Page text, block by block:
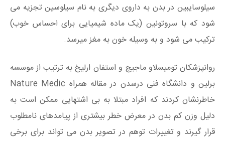
سیلوسایبین در بدن به داروی دیگری به نام سیلوسین تجزیه می
شود که با سروتونین (یک ماده شیمیایی برای احساس خوب)
ترکیب می شود و به وسیله خون به مغز میرسد.
روانپزشکان تومیسلاو ماجیچ و استفان ارلیخ به ترتیب از موسسه
برلین و دانشگاه فنی درسدن در مقاله همراه Nature Medic
خاطرنشان کردند که افراد مبتلا به بی اشتهایی ممکن است به
دلیل وزن کم بدن در معرض خطر بیشتری از پیامدهای نامطلوب
قرار گیرند و تغییرات توهم در تصویر بدن می تواند برای برخی